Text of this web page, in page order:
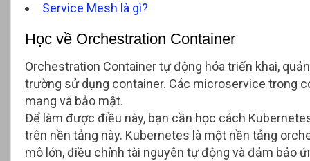
Service Mesh là gì?
Học về Orchestration Container
Orchestration Container tự động hóa triển khai,
trường sử dụng container. Các microservice trong
mạng và bảo mật.
Để làm được điều này, bạn cần học cách
trên nền tảng này. Kubernetes là một nền tảng
mô lớn, điều chỉnh tài nguyên tự động và đảm bảo